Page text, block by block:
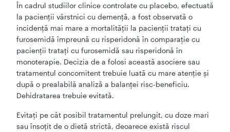
În cadrul studiilor clinice controlate cu placebo, efectuată
la pacienţii vârstnici cu demenţă, a fost observată o
incidenţă mai mare a mortalităţii la pacienţii trataţi cu
furosemidă împreună cu risperidonă în comparaţie cu
pacienţii trataţi cu furosemidă sau risperidonă în
monoterapie. Decizia de a folosi această asociere sau
tratamentul concomitent trebuie luată cu mare atenţie şi
după o prealabilă analiză a balanţei risc-beneficiu.
Dehidratarea trebuie evitată.
Evitaţi pe cât posibil tratamentul prelungit, cu doze mari
sau însoţit de o dietă strictă, deoarece există riscul